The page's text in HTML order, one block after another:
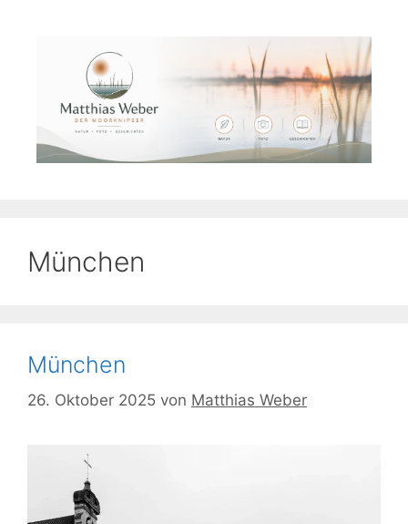
München
München
26. Oktober 2025 von Matthias Weber